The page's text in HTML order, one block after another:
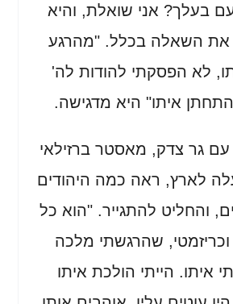
בעלך? אני שואלת, והיא
את השאלה בכלל. "מהרגע
לא הפסקתי להודות לה'
איתו" היא מדגישה.
גר צדק, מאסטר ברזילאי
לארץ, ראה כמה היהודים
והחליט להתגייר. "הוא כל
שהרגשתי מלכה
איתו. הייתי הולכת איתו